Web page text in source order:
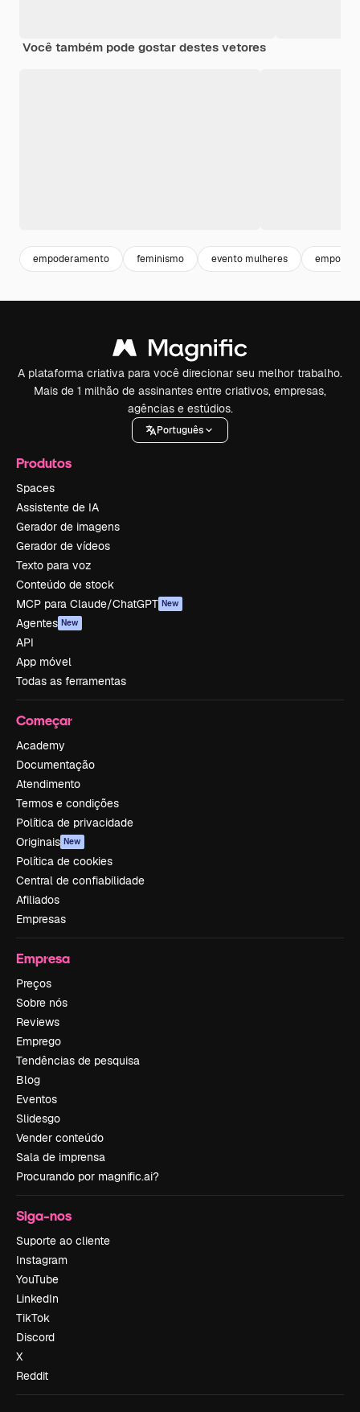
Você também pode gostar destes vetores
empoderamento feminismo evento mulheres
A plataforma criativa para você direcionar seu melhor trabalho.
Mais de 1 milhão de assinantes entre criativos, empresas,
agências e estúdios.
Português
Produtos
Spaces
Assistente de IA
Gerador de imagens
Gerador de vídeos
Texto para voz
Conteúdo de stock
MCP para Claude/ChatGPT New
Agentes New
API
App móvel
Todas as ferramentas
Começar
Academy
Documentação
Atendimento
Termos e condições
Política de privacidade
Originais New
Política de cookies
Central de confiabilidade
Afiliados
Empresas
Empresa
Preços
Sobre nós
Reviews
Emprego
Tendências de pesquisa
Blog
Eventos
Slidesgo
Vender conteúdo
Sala de imprensa
Procurando por magnific.ai?
Siga-nos
Suporte ao cliente
Instagram
YouTube
LinkedIn
TikTok
Discord
X
Reddit